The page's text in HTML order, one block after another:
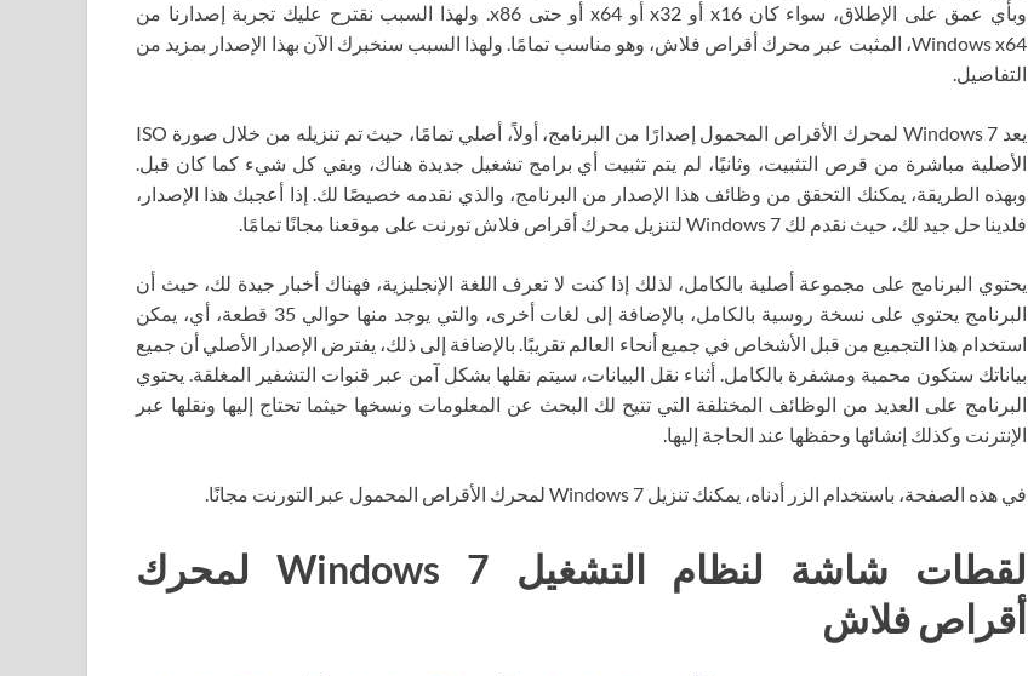
وبأي عمق على الإطلاق، سواء كان x16 أو x32 أو x64 أو حتى x86. ولهذا السبب نقترح عليك تجربة إصدارنا من
Windows x64، المثبت عبر محرك أقراص فلاش، وهو مناسب تمامًا. ولهذا السبب سنخبرك الآن بهذا الإصدار بمزيد من
التفاصيل.
يعد Windows 7 لمحرك الأقراص المحمول إصدارًا من البرنامج، أولاً، أصلي تمامًا، حيث تم تنزيله من خلال صورة ISO
الأصلية مباشرة من قرص التثبيت، وثانيًا، لم يتم تثبيت أي برامج تشغيل جديدة هناك، وبقي كل شيء كما كان قبل.
وبهذه الطريقة، يمكنك التحقق من وظائف هذا الإصدار من البرنامج، والذي نقدمه خصيصًا لك. إذا أعجبك هذا الإصدار،
فلدينا حل جيد لك، حيث نقدم لك Windows 7 لتنزيل محرك أقراص فلاش تورنت على موقعنا مجانًا تمامًا.
يحتوي البرنامج على مجموعة أصلية بالكامل، لذلك إذا كنت لا تعرف اللغة الإنجليزية، فهناك أخبار جيدة لك، حيث أن
البرنامج يحتوي على نسخة روسية بالكامل، بالإضافة إلى لغات أخرى، والتي يوجد منها حوالي 35 قطعة، أي، يمكن
استخدام هذا التجميع من قبل الأشخاص في جميع أنحاء العالم تقريبًا. بالإضافة إلى ذلك، يفترض الإصدار الأصلي أن جميع
بياناتك ستكون محمية ومشفرة بالكامل. أثناء نقل البيانات، سيتم نقلها بشكل آمن عبر قنوات التشفير المغلقة. يحتوي
البرنامج على العديد من الوظائف المختلفة التي تتيح لك البحث عن المعلومات ونسخها حيثما تحتاج إليها ونقلها عبر
الإنترنت وكذلك إنشائها وحفظها عند الحاجة إليها.
في هذه الصفحة، باستخدام الزر أدناه، يمكنك تنزيل Windows 7 لمحرك الأقراص المحمول عبر التورنت مجانًا.
لقطات شاشة لنظام التشغيل Windows 7 لمحرك
أقراص فلاش